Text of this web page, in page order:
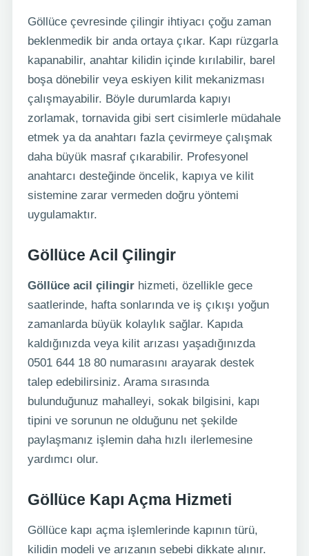
Göllüce çevresinde çilingir ihtiyacı çoğu zaman
beklenmedik bir anda ortaya çıkar. Kapı rüzgarla
kapanabilir, anahtar kilidin içinde kırılabilir, barel
boşa dönebilir veya eskiyen kilit mekanizması
çalışmayabilir. Böyle durumlarda kapıyı
zorlamak, tornavida gibi sert cisimlerle müdahale
etmek ya da anahtarı fazla çevirmeye çalışmak
daha büyük masraf çıkarabilir. Profesyonel
anahtarcı desteğinde öncelik, kapıya ve kilit
sistemine zarar vermeden doğru yöntemi
uygulamaktır.
Göllüce Acil Çilingir
Göllüce acil çilingir hizmeti, özellikle gece
saatlerinde, hafta sonlarında ve iş çıkışı yoğun
zamanlarda büyük kolaylık sağlar. Kapıda
kaldığınızda veya kilit arızası yaşadığınızda
0501 644 18 80 numarasını arayarak destek
talep edebilirsiniz. Arama sırasında
bulunduğunuz mahalleyi, sokak bilgisini, kapı
tipini ve sorunun ne olduğunu net şekilde
paylaşmanız işlemin daha hızlı ilerlemesine
yardımcı olur.
Göllüce Kapı Açma Hizmeti
Göllüce kapı açma işlemlerinde kapının türü,
kilidin modeli ve arızanın sebebi dikkate alınır.